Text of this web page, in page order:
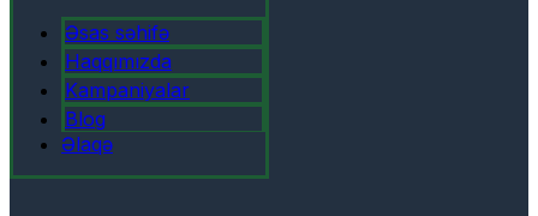
Əsas səhifə
Haqqımızda
Kampaniyalar
Blog
Əlaqə